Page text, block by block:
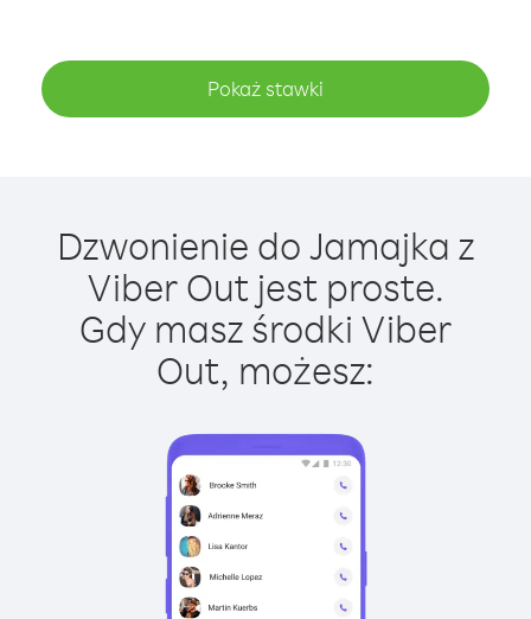
Pokaż stawki
Dzwonienie do Jamajka z
Viber Out jest proste.
Gdy masz środki Viber
Out, możesz: